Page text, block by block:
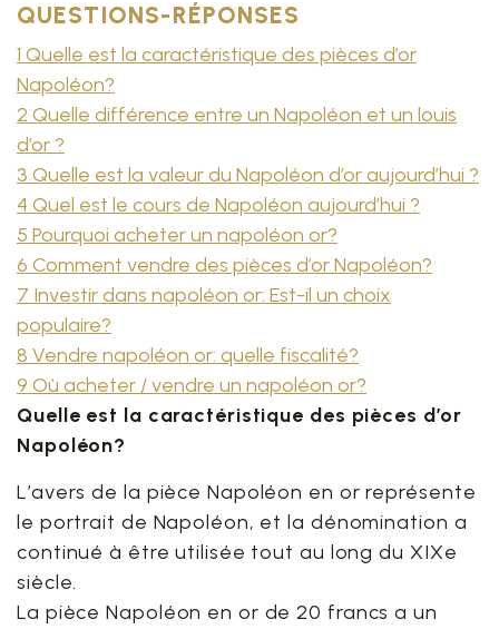
QUESTIONS-RÉPONSES
1 Quelle est la caractéristique des pièces d’or
Napoléon?
2 Quelle différence entre un Napoléon et un louis
d’or ?
3 Quelle est la valeur du Napoléon d’or aujourd’hui ?
4 Quel est le cours de Napoléon aujourd’hui ?
5 Pourquoi acheter un napoléon or?
6 Comment vendre des pièces d’or Napoléon?
7 Investir dans napoléon or: Est-il un choix
populaire?
8 Vendre napoléon or: quelle fiscalité?
9 Où acheter / vendre un napoléon or?
Quelle est la caractéristique des pièces d’or
Napoléon?
L’avers de la pièce Napoléon en or représente
le portrait de Napoléon, et la dénomination a
continué à être utilisée tout au long du XIXe
siècle.
La pièce Napoléon en or de 20 francs a un